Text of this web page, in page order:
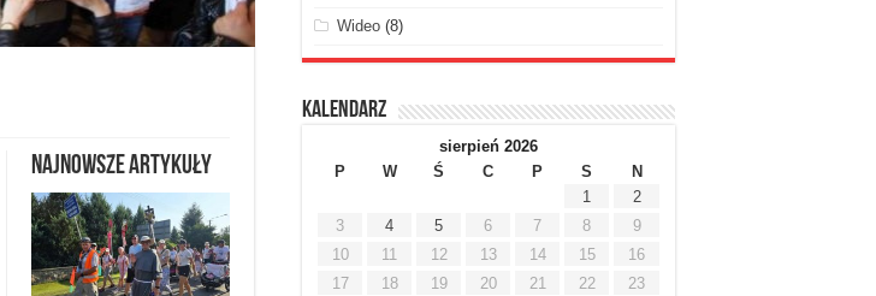
Najnowsze artykuły
Wideo(8)
Kalendarz
sierpień 2026
P
W Ś C P S
N
1
2
3
4 5 6 7 8
9
10
11 12 13 14 15
16
17
18 19 20 21 22
23